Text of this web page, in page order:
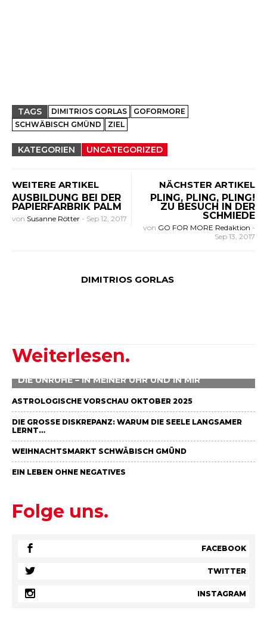
TAGS DIMITRIOS GORLAS
GOFORMORE
SCHWÄBISCH GMÜND
ZIEL
KATEGORIEN UNCATEGORIZED
WEITERE ARTIKEL
AUSBILDUNG BEI DER
PAPIERFARBRIK PALM
von Susanne Rötter - Sep 12, 2017
NÄCHSTER ARTIKEL
PLING, PLING, PLING!
ZU BESUCH IN DER
SCHMIEDE
von GO FOR MORE Redaktion -
Sep 13, 2017
DIMITRIOS GORLAS
Weiterlesen.
DIE UNRUHE – IN MEINER UHR UND IN MIR
ASTROLOGISCHE VORSCHAU OKTOBER 2025
DIE GROSSE DISKREPANZ: WARUM DIE SEELE LANGSAMER L
ERNT…
WEIHNACHTSMARKT SCHWÄBISCH GMÜND
EIN LEBEN OHNE NEGATIVES
Folge uns.
FACEBOOK
TWITTER
INSTAGRAM